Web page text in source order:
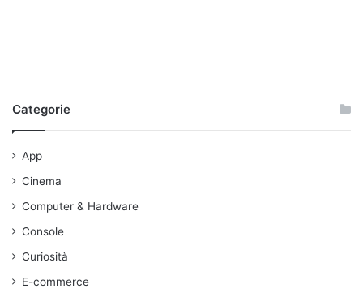
Categorie
App
Cinema
Computer & Hardware
Console
Curiosità
E-commerce